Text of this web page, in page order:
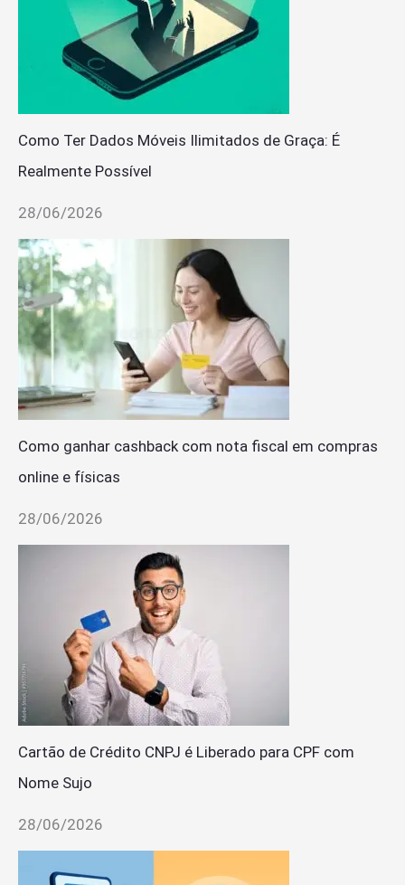
Como Ter Dados Móveis Ilimitados de Graça: É
Realmente Possível
28/06/2026
Como ganhar cashback com nota fiscal em compras
online e físicas
28/06/2026
Cartão de Crédito CNPJ é Liberado para CPF com
Nome Sujo
28/06/2026